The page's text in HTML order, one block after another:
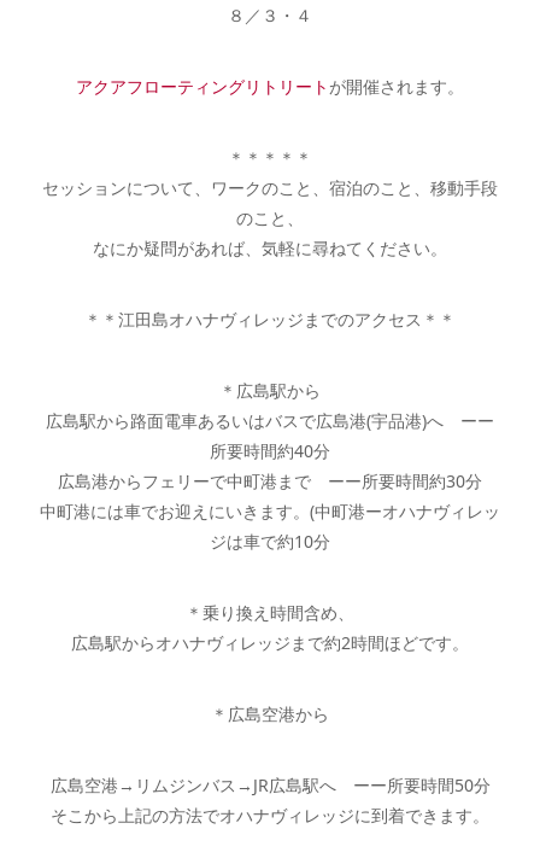
８／３・４
アクアフローティングリトリート が開催されます。
＊＊＊＊＊
セッションについて、ワークのこと、宿泊のこと、移動手段
のこと、
なにか疑問があれば、気軽に尋ねてください。
＊＊江田島オハナヴィレッジまでのアクセス＊＊
＊広島駅から
広島駅から路面電車あるいはバスで広島港(宇品港)へ ーー
所要時間約40分
広島港からフェリーで中町港まで ーー所要時間約30分
中町港には車でお迎えにいきます。(中町港ーオハナヴィレッ
ジは車で約10分
＊乗り換え時間含め、
広島駅からオハナヴィレッジまで約2時間ほどです。
＊広島空港から
広島空港→リムジンバス→JR広島駅へ ーー所要時間50分
そこから上記の方法でオハナヴィレッジに到着できます。